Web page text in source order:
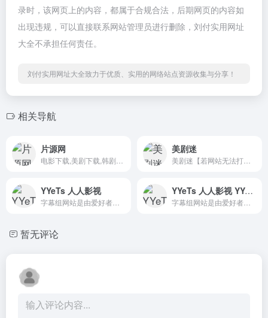
录时，该网页上的内容，都属于合规合法，后期网页的内容如
出现违规，可以直接联系网站管理员进行删除，刘付实用网址
大全不承担任何责任。
刘付实用网址大全致力于优质、实用的网络站点资源收集与分享！
相关导航
片源网 美剧迷
YYeTs 人人影视 YYeTs 人人影视 YYeTs,人人影视,字幕组,字幕组APP,美剧下载,字幕下载,日剧下载,高清电影下载,韩剧下载,美剧时间表,字幕组,ZiMuZu
暂无评论